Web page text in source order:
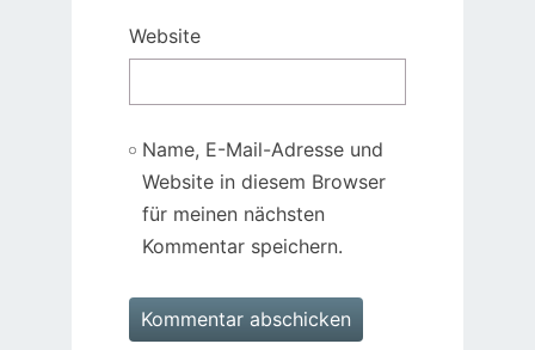
Website
Name, E-Mail-Adresse und
Website in diesem Browser
für meinen nächsten
Kommentar speichern.